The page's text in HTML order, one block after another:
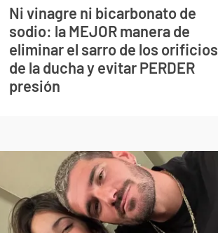
Ni vinagre ni bicarbonato de
sodio: la MEJOR manera de
eliminar el sarro de los orificios
de la ducha y evitar PERDER
presión